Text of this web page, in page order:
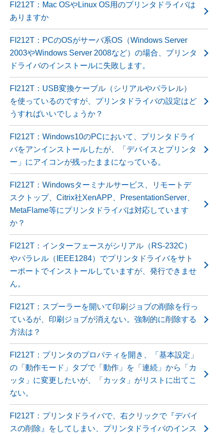
FI212T：Mac OSやLinux OS用のプリンタドライバは
ありますか
FI212T：PCのOSがサーバ系OS（Windows Server
2003やWindows Server 2008など）の場合、プリンタ
ドライバのインストールに失敗します。
FI212T：USB変換ケーブル（シリアルやパラレル）
を使っているのですが、プリンタドライバの設定はど
うすればいいでしょうか？
FI212T：Windows10のPCにおいて、プリンタドライ
バをアンインストールしたが、「デバイスとプリンタ
ー」にアイコンが残ったままになっている。
FI212T：Windowsターミナルサービス、リモートデ
スクトップ、Citrix社XenAPP、PresentationServer、
MetaFlame等にプリンタドライバは対応しています
か？
FI212T：インターフェースがシリアル（RS-232C）
やパラレル（IEEE1284）でプリンタドライバをサト
ーポートでインストールしていますが、発行できませ
ん。
FI212T：スプーラーを開いて印刷ジョブの削除を行っ
ているが、印刷ジョブが消えない。強制的に削除する
方法は？
FI212T：プリンタのプロパティを開き、「基本設定」
の「動作モード」タブで「動作」を「連続」から「カ
ッタ」に変更したいが、「カッタ」がリストに出てこ
ない。
FI212T：プリンタドライバで、右クリックで『デバイ
スの削除』をしてしまい、プリンタドライバのインス